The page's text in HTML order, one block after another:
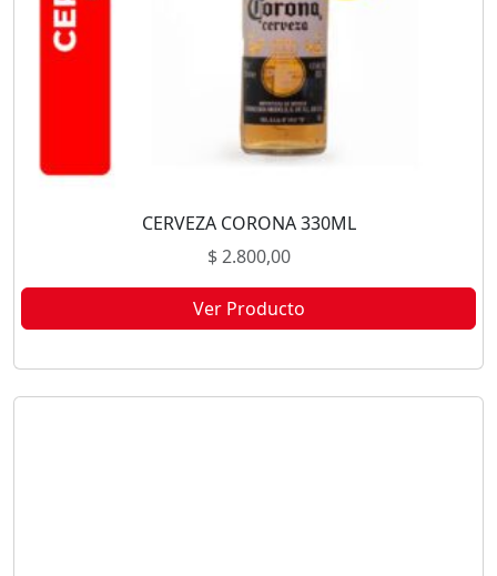
CERVEZA CORONA 330ML
$2.800,00
Ver Producto